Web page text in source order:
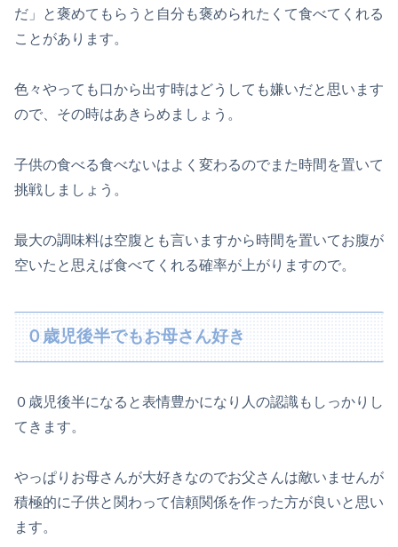
だ」と褒めてもらうと自分も褒められたくて食べてくれる
ことがあります。
色々やっても口から出す時はどうしても嫌いだと思います
ので、その時はあきらめましょう。
子供の食べる食べないはよく変わるのでまた時間を置いて
挑戦しましょう。
最大の調味料は空腹とも言いますから時間を置いてお腹が
空いたと思えば食べてくれる確率が上がりますので。
０歳児後半でもお母さん好き
０歳児後半になると表情豊かになり人の認識もしっかりし
てきます。
やっぱりお母さんが大好きなのでお父さんは敵いませんが
積極的に子供と関わって信頼関係を作った方が良いと思い
ます。